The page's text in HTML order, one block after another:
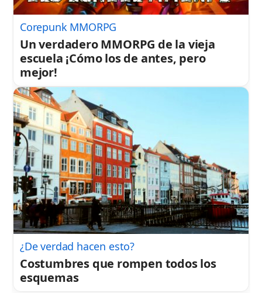
Corepunk MMORPG
Un verdadero MMORPG de la vieja
escuela ¡Cómo los de antes, pero
mejor!
¿De verdad hacen esto?
Costumbres que rompen todos los
esquemas